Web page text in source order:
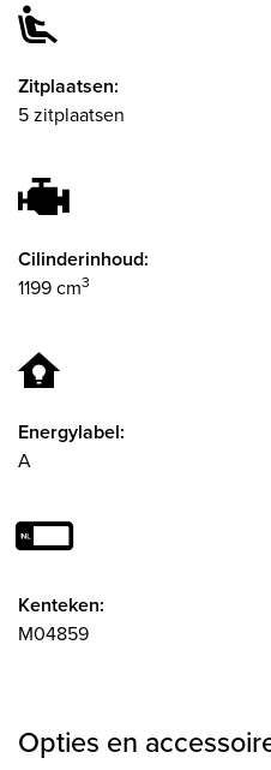
Zitplaatsen:
5 zitplaatsen
Cilinderinhoud:
1199 cm3
Energylabel:
A
Kenteken:
M04859
Opties en